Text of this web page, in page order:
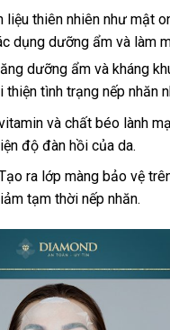
liệu thiên nhiên như mật
dụng dưỡng ẩm và làm
dưỡng ẩm và kháng
thiện tình trạng nếp nhăn
và chất béo lành
độ đàn hồi của da.
ra lớp màng bảo vệ
tạm thời nếp nhăn.